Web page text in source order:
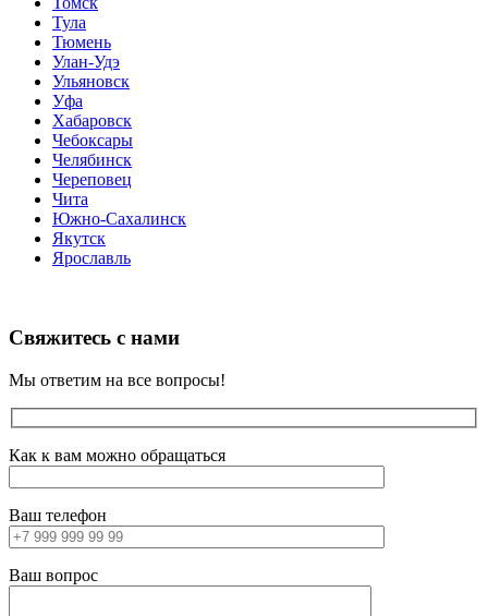
Тула
Тюмень
Улан-Удэ
Ульяновск
Уфа
Хабаровск
Чебоксары
Челябинск
Череповец
Чита
Южно-Сахалинск
Якутск
Ярославль
Свяжитесь с нами
Мы ответим на все вопросы!
Как к вам можно обращаться
Ваш телефон
Ваш вопрос